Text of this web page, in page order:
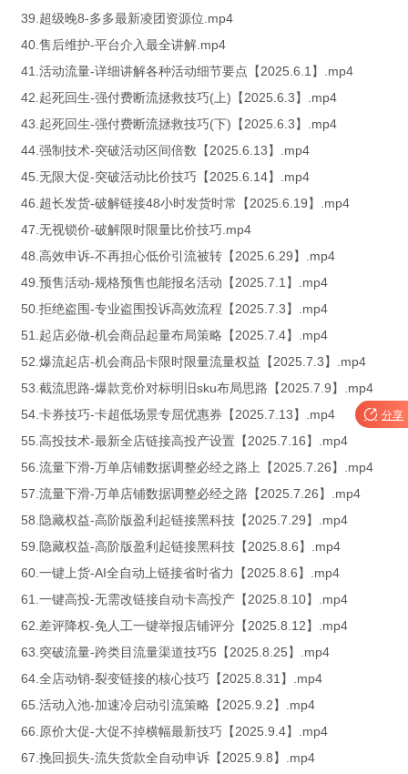
39.超级晚8-多多最新凌团资源位.mp4
40.售后维护-平台介入最全讲解.mp4
41.活动流量-详细讲解各种活动细节要点【2025.6.1】.mp4
42.起死回生-强付费断流拯救技巧(上)【2025.6.3】.mp4
43.起死回生-强付费断流拯救技巧(下)【2025.6.3】.mp4
44.强制技术-突破活动区间倍数【2025.6.13】.mp4
45.无限大促-突破活动比价技巧【2025.6.14】.mp4
46.超长发货-破解链接48小时发货时常【2025.6.19】.mp4
47.无视锁价-破解限时限量比价技巧.mp4
48.高效申诉-不再担心低价引流被转【2025.6.29】.mp4
49.预售活动-规格预售也能报名活动【2025.7.1】.mp4
50.拒绝盗围-专业盗围投诉高效流程【2025.7.3】.mp4
51.起店必做-机会商品起量布局策略【2025.7.4】.mp4
52.爆流起店-机会商品卡限时限量流量权益【2025.7.3】.mp4
53.截流思路-爆款竞价对标明旧sku布局思路【2025.7.9】.mp4
54.卡券技巧-卡超低场景专屈优惠券【2025.7.13】.mp4
55.高投技术-最新全店链接高投产设置【2025.7.16】.mp4
56.流量下滑-万单店铺数据调整必经之路上【2025.7.26】.mp4
57.流量下滑-万单店铺数据调整必经之路【2025.7.26】.mp4
58.隐藏权益-高阶版盈利起链接黑科技【2025.7.29】.mp4
59.隐藏权益-高阶版盈利起链接黑科技【2025.8.6】.mp4
60.一键上货-AI全自动上链接省时省力【2025.8.6】.mp4
61.一键高投-无需改链接自动卡高投产【2025.8.10】.mp4
62.差评降权-免人工一键举报店铺评分【2025.8.12】.mp4
63.突破流量-跨类目流量渠道技巧5【2025.8.25】.mp4
64.全店动销-裂变链接的核心技巧【2025.8.31】.mp4
65.活动入池-加速冷启动引流策略【2025.9.2】.mp4
66.原价大促-大促不掉横幅最新技巧【2025.9.4】.mp4
67.挽回损失-流失货款全自动申诉【2025.9.8】.mp4
 分享